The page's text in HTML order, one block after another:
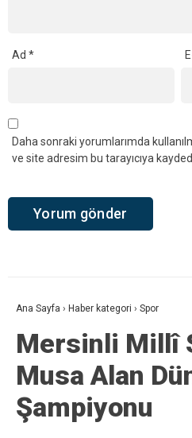
Ad *
Daha sonraki yorumlarımda
ve site adresim bu tarayıcıya
Ana Sayfa › Haber kategori › Spor
Mersinli Millî
Musa Alan
Şampiyonu